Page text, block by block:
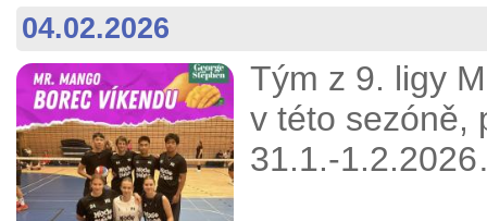
04.02.2026
Tým z 9. ligy
v této sezóně,
31.1.-